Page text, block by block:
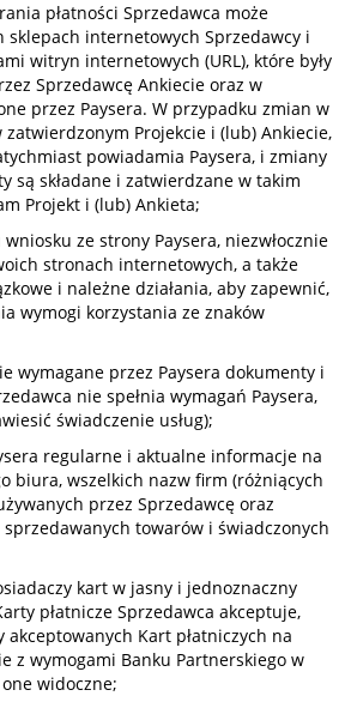
płatności Sprzedawca może
sklepach internetowych Sprzedawcy i
witryn internetowych (URL), które były
Sprzedawcę Ankiecie oraz w
przez Paysera. W przypadku zmian w
Projekcie i (lub) Ankiecie,
powiadamia Paysera, i zmiany
są składane i zatwierdzane w takim
Projekt i (lub) Ankieta;
ze strony Paysera, niezwłocznie
stronach internetowych, a także
i należne działania, aby zapewnić,
wymogi korzystania ze znaków
wymagane przez Paysera dokumenty i
nie spełnia wymagań Paysera,
świadczenie usług);
regularne i aktualne informacje na
biura, wszelkich nazw firm (różniących
przez Sprzedawcę oraz
sprzedawanych towarów i świadczonych
kart w jasny i jednoznaczny
płatnicze Sprzedawca akceptuje,
Kart płatniczych na
z wymogami Banku Partnerskiego w
widoczne;